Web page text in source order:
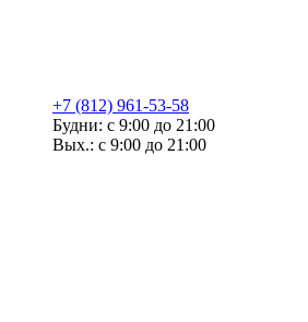
+7 (812) 961-53-58
Будни: с 9:00 до 21:00
Вых.: с 9:00 до 21:00